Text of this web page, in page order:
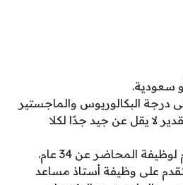
سعودية.
البكالوريوس والماجستير
لا يقل عن جيد جدًا لكلا
المحاضر عن 34 عام.
على وظيفة أستاذ مساعد